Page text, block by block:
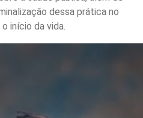
dessa prática no
início da vida.